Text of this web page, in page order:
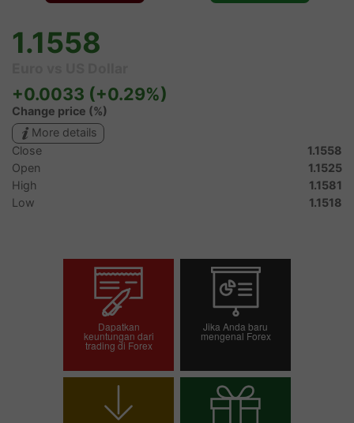
Dapatkan
keuntungan dari
trading di Forex
Jika Anda baru
mengenal Forex
Buka akun demo